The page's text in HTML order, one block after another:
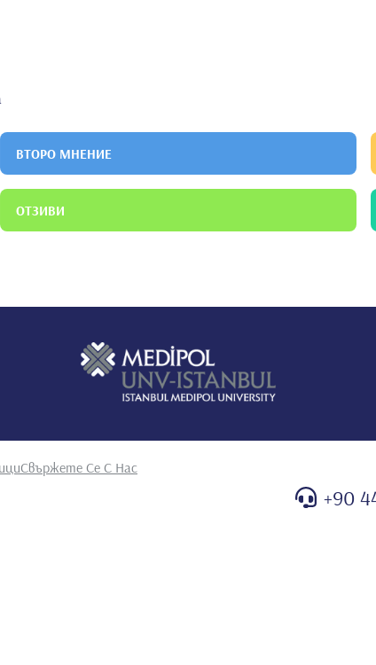
ВТОРО МНЕНИЕ
ОТЗИВИ
Свържете Се С Нас
+90